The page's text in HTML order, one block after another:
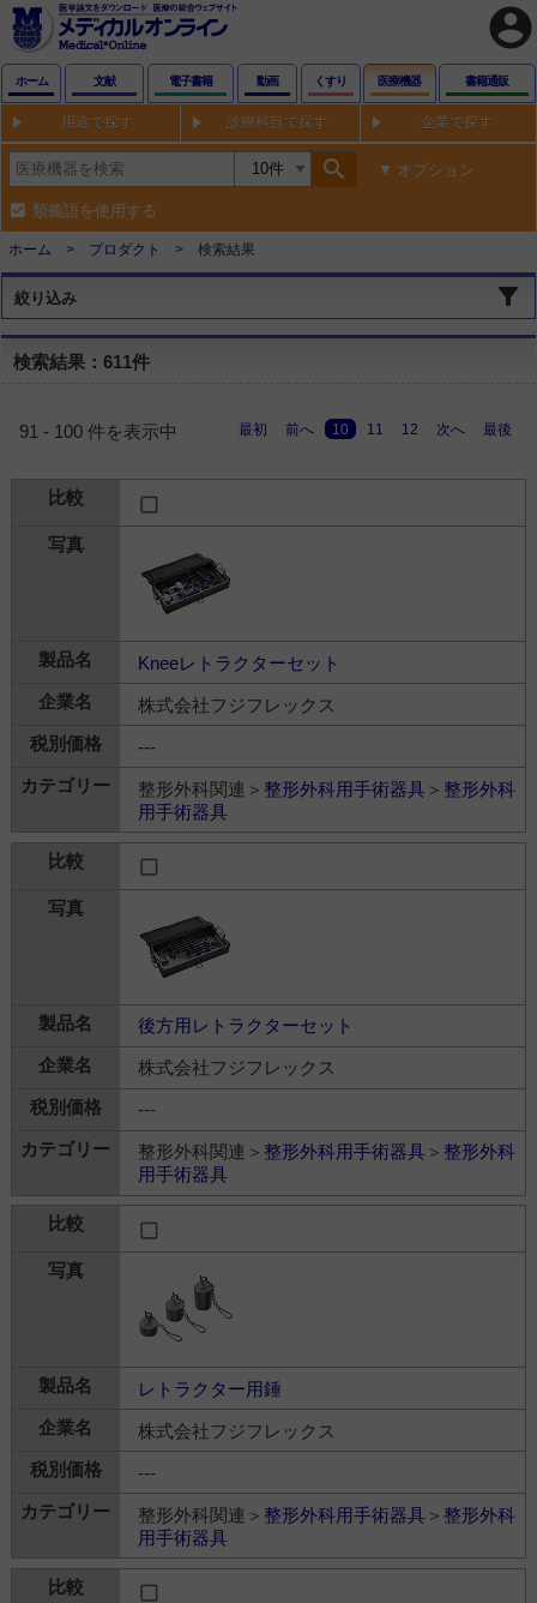
account_circle
ホーム 文献 電子書籍 動画 くすり 医療機器 書籍通販
用途で探す 診療科目で探す 企業で探す
search オプション
類義語を使用する
ホーム プロダクト 検索結果
絞り込み
検索結果：611件
91 - 100 件を表示中 最初 前へ 10 11 12 次へ 最後
Kneeレトラクターセット
株式会社フジフレックス
---
整形外科関連＞ 整形外科用手術器具＞ 整形外科
用手術器具
後方用レトラクターセット
株式会社フジフレックス
---
整形外科関連＞ 整形外科用手術器具＞ 整形外科
用手術器具
レトラクター用錘
株式会社フジフレックス
---
整形外科関連＞ 整形外科用手術器具＞ 整形外科
用手術器具